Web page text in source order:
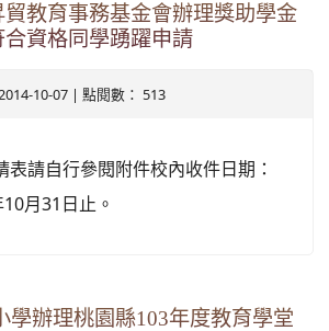
教育事務基金會辦理獎助學金
合資格同學踴躍申請
10-07 | 點閱數： 513
表請自行參閱附件校內收件日期：
月31日止。
學辦理桃園縣103年度教育學堂